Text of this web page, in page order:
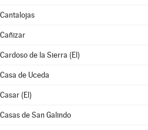
Cantalojas
Cañizar
Cardoso de la Sierra (El)
Casa de Uceda
Casar (El)
Casas de San Galindo